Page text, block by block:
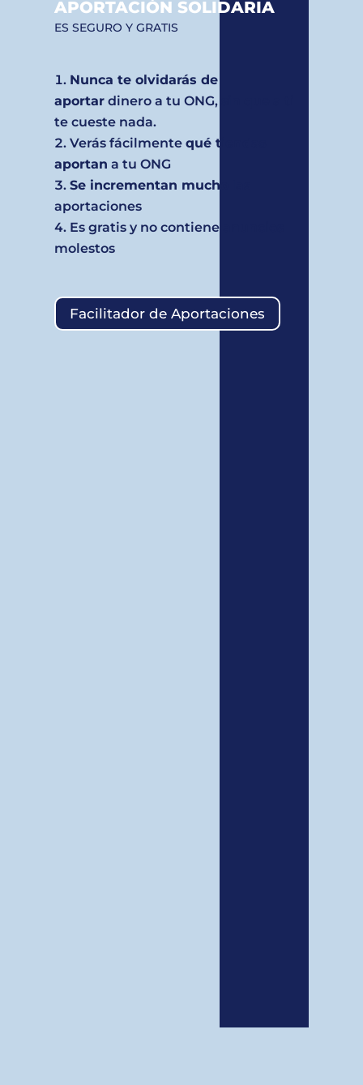
APORTACIÓN SOLIDARIA
ES SEGURO Y GRATIS
Nunca te olvidarás de
aportar dinero a tu ONG, sin que a ti
te cueste nada.
Verás fácilmente qué tiendas
aportan a tu ONG
Se incrementan mucho
aportaciones
Es gratis y no contiene anuncios
molestos
Facilitador de Aportaciones